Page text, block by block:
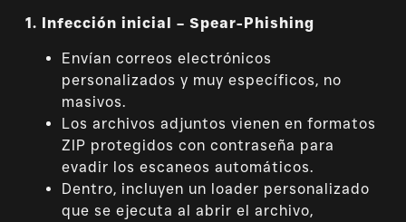
1. Infección inicial – Spear-Phishing
Envían correos electrónicos
personalizados y muy específicos, no
masivos.
Los archivos adjuntos vienen en formatos
ZIP protegidos con contraseña para
evadir los escaneos automáticos.
Dentro, incluyen un loader personalizado
que se ejecuta al abrir el archivo,